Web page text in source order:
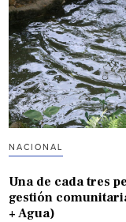
NACIONAL
Una de cada tres
gestión
+ Agua)